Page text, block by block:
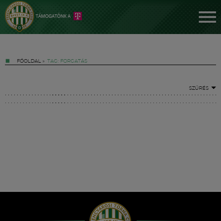
FŐOLDAL » TAG: FORGATÁS
SZŰRÉS
Hírek